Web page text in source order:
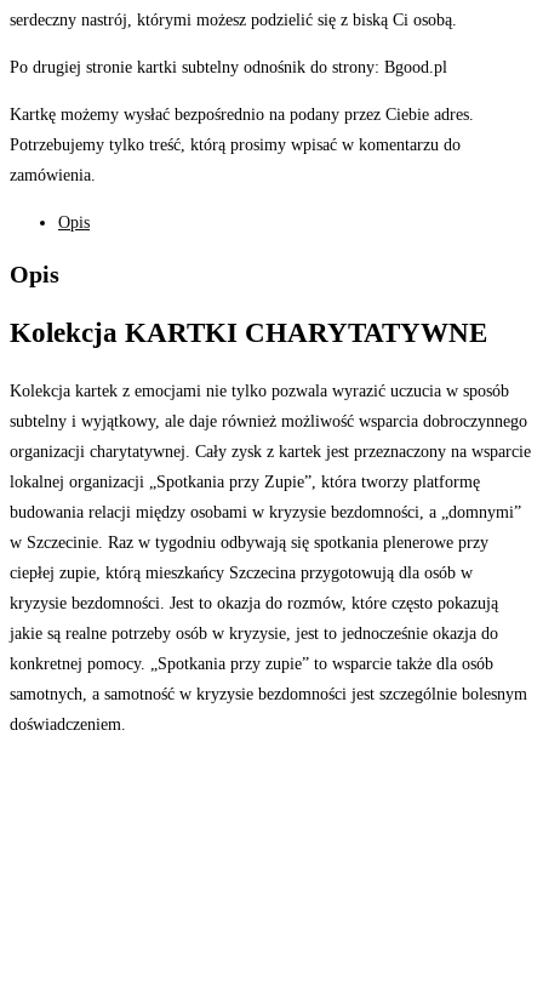
serdeczny nastrój, którymi możesz podzielić się z biską Ci osobą.
Po drugiej stronie kartki subtelny odnośnik do strony: Bgood.pl
Kartkę możemy wysłać bezpośrednio na podany przez Ciebie adres.
Potrzebujemy tylko treść, którą prosimy wpisać w komentarzu do
zamówienia.
Opis
Opis
Kolekcja KARTKI CHARYTATYWNE
Kolekcja kartek z emocjami nie tylko pozwala wyrazić uczucia w sposób
subtelny i wyjątkowy, ale daje również możliwość wsparcia dobroczynnego
organizacji charytatywnej. Cały zysk z kartek jest przeznaczony na wsparcie
lokalnej organizacji „Spotkania przy Zupie”, która tworzy platformę
budowania relacji między osobami w kryzysie bezdomności, a „domnymi”
w Szczecinie. Raz w tygodniu odbywają się spotkania plenerowe przy
ciepłej zupie, którą mieszkańcy Szczecina przygotowują dla osób w
kryzysie bezdomności. Jest to okazja do rozmów, które często pokazują
jakie są realne potrzeby osób w kryzysie, jest to jednocześnie okazja do
konkretnej pomocy. „Spotkania przy zupie” to wsparcie także dla osób
samotnych, a samotność w kryzysie bezdomności jest szczególnie bolesnym
doświadczeniem.